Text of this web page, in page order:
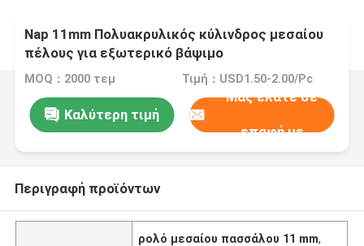
Nap 11mm Πολυακρυλικός κύλινδρος μεσαίου
πέλους για εξωτερικό βάψιμο
MOQ：2000 τεμ Τιμή：USD1.50-2.00/Pc
Καλύτερη τιμή
Μας ελάτε σε
επαφή με
Περιγραφή προϊόντων
ρολό μεσαίου πασσάλου 11 mm,